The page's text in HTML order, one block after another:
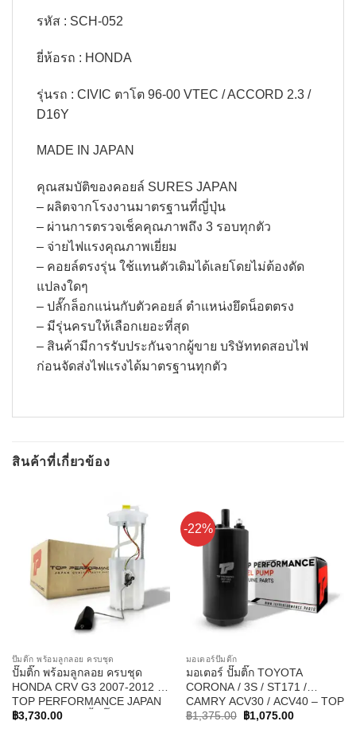
รหัส : SCH-052
ยี่ห้อรถ : HONDA
รุ่นรถ : CIVIC ตาโต 96-00 VTEC / ACCORD 2.3 /
D16Y
MADE IN JAPAN
คุณสมบัติของคอยล์ SURES JAPAN
– ผลิตจากโรงงานมาตรฐานที่ญี่ปุ่น
– ผ่านการตรวจเช็คคุณภาพถึง 3 รอบทุกตัว
– จ่ายไฟแรงคุณภาพเยี่ยม
– คอยล์ตรงรุ่น ใช้แทนตัวเดิมได้เลยโดยไม่ต้องดัด
แปลงใดๆ
– ปลั๊กล็อกแน่นกับตัวคอยล์ ตำแหน่งยึดน็อตตรง
– มีรุ่นครบให้เลือกเยอะที่สุด
– สินค้ามีการรับประกันจากผู้ขาย บริษัททดสอบไฟ
ก่อนจัดส่งไฟแรงได้มาตรฐานทุกตัว
สินค้าที่เกี่ยวข้อง
ปั๊มติ๊ก พร้อมลูกลอย ครบชุด
ปั๊มติ๊ก พร้อมลูกลอย ครบชุด
HONDA CRV G3 2007-2012 –
TOP PERFORMANCE JAPAN
– TPFH-952 – ปั้มติ๊ก ฮอนด้า ซี
฿3,730.00
-22%
มอเตอร์ปั๊มติ๊ก
มอเตอร์ ปั๊มติ๊ก TOYOTA
CORONA / 3S / ST171 /
CAMRY ACV30 / ACV40 – TOP
PERFORMANCE JAPAN TPFT-
฿1,375.00
Original
price
฿1,075.00Current